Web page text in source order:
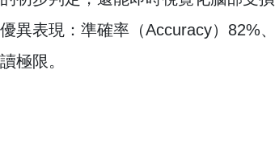
異表現：準確率（Accuracy）82%
極限。